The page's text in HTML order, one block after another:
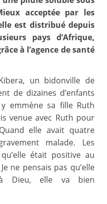
acceptée par les
est distribué depuis
pays d’Afrique,
à l’agence de santé
un bidonville de
de dizaines d’enfants
emmène sa fille Ruth
venue avec Ruth pour
elle avait quatre
malade. Les
était positive au
ne pensais pas qu’elle
Dieu, elle va bien